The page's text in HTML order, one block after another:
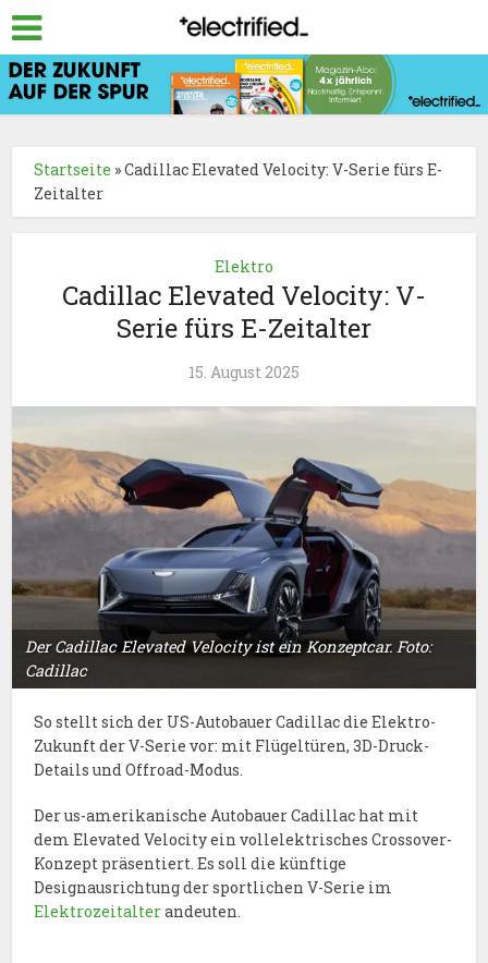
Startseite »Cadillac Elevated Velocity: V-Serie fürs E-
Zeitalter
Elektro
Cadillac Elevated Velocity: V-
Serie fürs E-Zeitalter
15. August 2025
Der Cadillac Elevated Velocity ist ein Konzeptcar. Foto:
Cadillac
So stellt sich der US-Autobauer Cadillac die Elektro-
Zukunft der V-Serie vor: mit Flügeltüren, 3D-Druck-
Details und Offroad-Modus.
Der us-amerikanische Autobauer Cadillac hat mit
dem Elevated Velocity ein vollelektrisches Crossover-
Konzept präsentiert. Es soll die künftige
Designausrichtung der sportlichen V-Serie im
Elektrozeitalterandeuten.